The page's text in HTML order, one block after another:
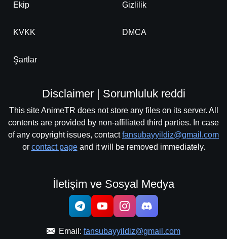
Ekip Gizlilik
KVKK DMCA
Şartlar
Disclaimer | Sorumluluk reddi
This site AnimeTR does not store any files on its server. All
contents are provided by non-affiliated third parties. In case
of any copyright issues, contactfansubayyildiz@gmail.com
or contact pageand it will be removed immediately.
İletişim ve Sosyal Medya
Email: fansubayyildiz@gmail.com